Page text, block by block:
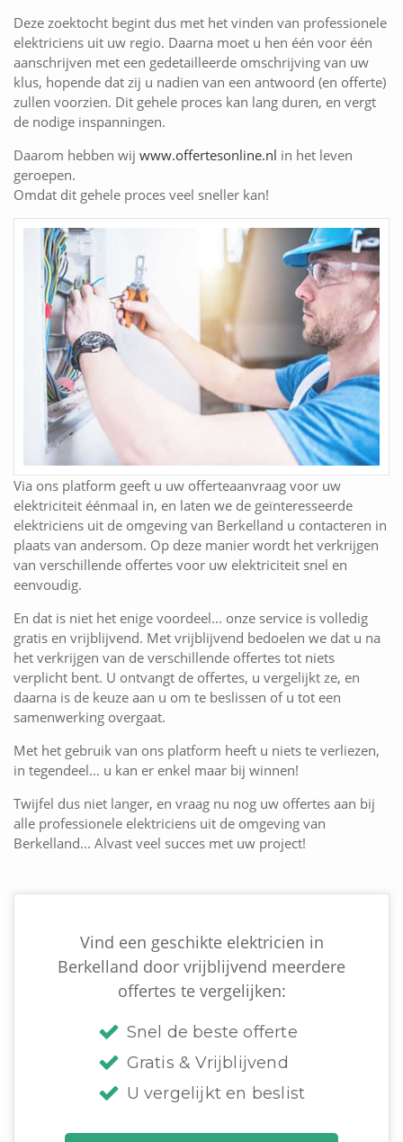
Deze zoektocht begint dus met het vinden van professionele
elektriciens uit uw regio. Daarna moet u hen één voor één
aanschrijven met een gedetailleerde omschrijving van uw
klus, hopende dat zij u nadien van een antwoord (en offerte)
zullen voorzien. Dit gehele proces kan lang duren, en vergt
de nodige inspanningen.
Daarom hebben wij www.offertesonline.nl in het leven
geroepen.
Omdat dit gehele proces veel sneller kan!
Via ons platform geeft u uw offerteaanvraag voor uw
elektriciteit éénmaal in, en laten we de geïnteresseerde
elektriciens uit de omgeving van Berkelland u contacteren in
plaats van andersom. Op deze manier wordt het verkrijgen
van verschillende offertes voor uw elektriciteit snel en
eenvoudig.
En dat is niet het enige voordeel... onze service is volledig
gratis en vrijblijvend. Met vrijblijvend bedoelen we dat u na
het verkrijgen van de verschillende offertes tot niets
verplicht bent. U ontvangt de offertes, u vergelijkt ze, en
daarna is de keuze aan u om te beslissen of u tot een
samenwerking overgaat.
Met het gebruik van ons platform heeft u niets te verliezen,
in tegendeel... u kan er enkel maar bij winnen!
Twijfel dus niet langer, en vraag nu nog uw offertes aan bij
alle professionele elektriciens uit de omgeving van
Berkelland... Alvast veel succes met uw project!
Vind een geschikte elektricien in
Berkelland door vrijblijvend meerdere
offertes te vergelijken:
Snel de beste offerte
Gratis & Vrijblijvend
U vergelijkt en beslist